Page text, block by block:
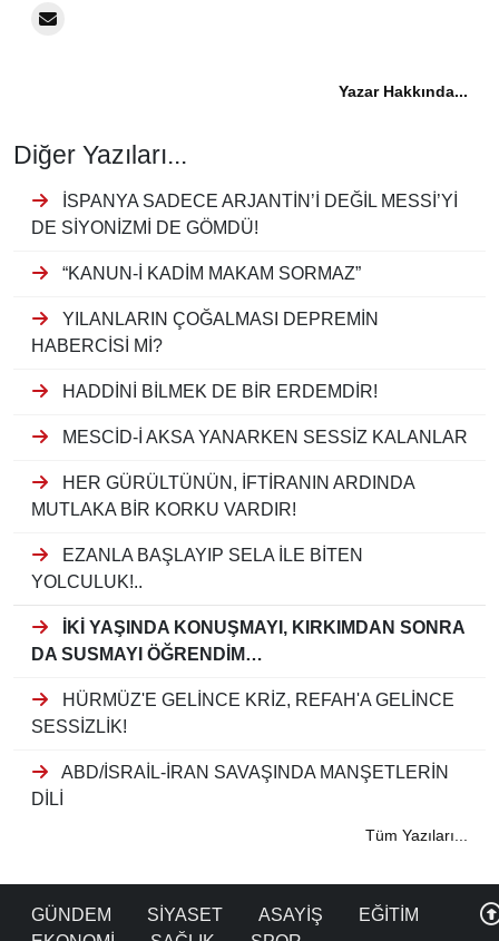
Yazar Hakkında...
Diğer Yazıları...
İSPANYA SADECE ARJANTİN’İ DEĞİL MESSİ’Yİ
DE SİYONİZMİ DE GÖMDÜ!
“KANUN-İ KADİM MAKAM SORMAZ”
YILANLARIN ÇOĞALMASI DEPREMİN
HABERCİSİ Mİ?
HADDİNİ BİLMEK DE BİR ERDEMDİR!
MESCİD-İ AKSA YANARKEN SESSİZ KALANLAR
HER GÜRÜLTÜNÜN, İFTİRANIN ARDINDA
MUTLAKA BİR KORKU VARDIR!
EZANLA BAŞLAYIP SELA İLE BİTEN
YOLCULUK!..
İKİ YAŞINDA KONUŞMAYI, KIRKIMDAN SONRA
DA SUSMAYI ÖĞRENDİM…
HÜRMÜZ'E GELİNCE KRİZ, REFAH'A GELİNCE
SESSİZLİK!
ABD/İSRAİL-İRAN SAVAŞINDA MANŞETLERİN
DİLİ
Tüm Yazıları...
GÜNDEM SİYASET ASAYİŞ
EĞİTİM